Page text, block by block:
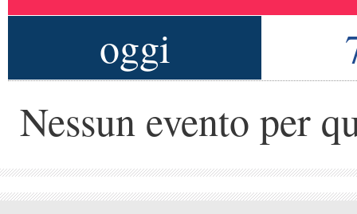
oggi
Nessun evento per